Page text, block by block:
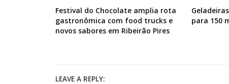
Festival do Chocolate amplia rota
gastronômica com food trucks e
novos sabores em Ribeirão Pires
para 150
LEAVE A REPLY: